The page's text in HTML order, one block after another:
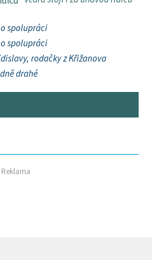
spolupráci
spolupráci
rodačky z Křižanova
drahé
Reklama